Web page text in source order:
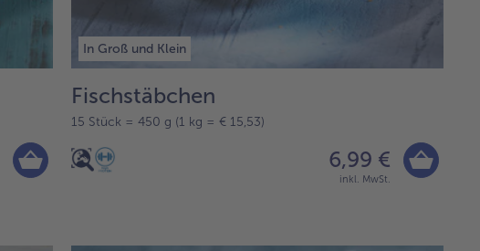
In Groß und Klein
Fischstäbchen
15 Stück = 450 g (1 kg = € 15,53)
6,99 €
inkl. MwSt.